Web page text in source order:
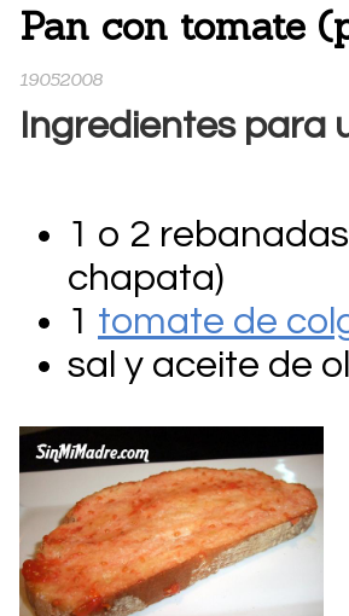
Pan con tomate
19052008
Ingredientes para
1 o 2
chapata)
1 tomate de
sal y aceite de